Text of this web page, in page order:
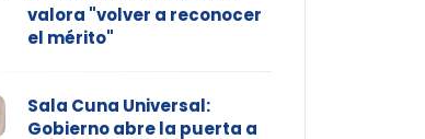
valora "volver a reconocer
el mérito"
Sala Cuna Universal:
Gobierno abre la puerta a